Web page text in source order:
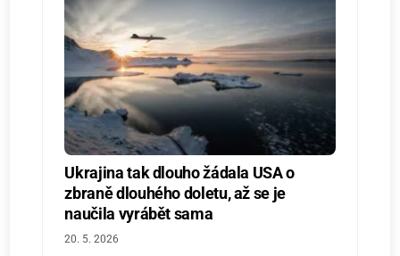
Ukrajina tak dlouho žádala USA o
zbraně dlouhého doletu, až se je
naučila vyrábět sama
20. 5. 2026